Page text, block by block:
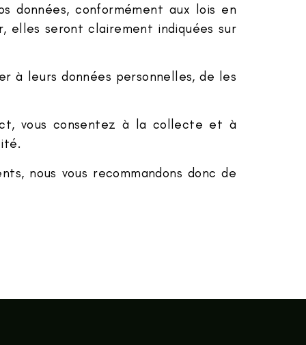
données, conformément aux lois en
elles seront clairement indiquées sur
à leurs données personnelles, de les
vous consentez à la collecte et à
nous vous recommandons donc de